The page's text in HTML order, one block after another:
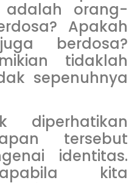
orang-
Apakah
berdosa?
tidaklah
sepenuhnya
diperhatikan
tersebut
identitas.
kita